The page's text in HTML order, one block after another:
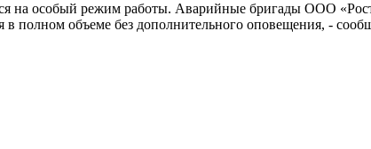
на особый режим работы. Аварийные бригады ООО
в полном объеме без дополнительного оповещения, -